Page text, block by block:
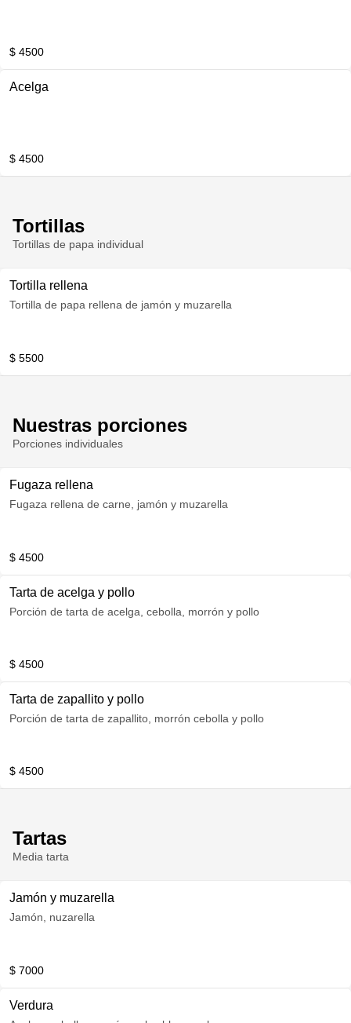
$ 4500
Acelga
$ 4500
Tortillas
Tortillas de papa individual
Tortilla rellena
Tortilla de papa rellena de jamón y muzarella
$ 5500
Nuestras porciones
Porciones individuales
Fugaza rellena
Fugaza rellena de carne, jamón y muzarella
$ 4500
Tarta de acelga y pollo
Porción de tarta de acelga, cebolla, morrón y pollo
$ 4500
Tarta de zapallito y pollo
Porción de tarta de zapallito, morrón cebolla y pollo
$ 4500
Tartas
Media tarta
Jamón y muzarella
Jamón, nuzarella
$ 7000
Verdura